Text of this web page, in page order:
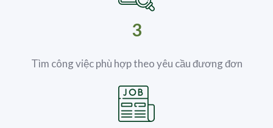
3
Tìm công việc phù hợp theo yêu cầu đương đơn